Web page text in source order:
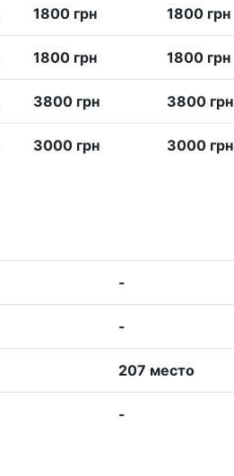
1800 грн 1800 грн
1800 грн 1800 грн
3800 грн 3800 грн
3000 грн 3000 грн
-
-
207 место
-